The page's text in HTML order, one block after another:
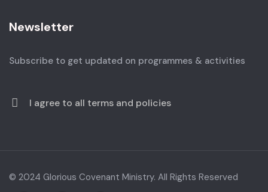
Newsletter
Subscribe to get updated on programmes & activities
I agree to all terms and policies
© 2024 Glorious Covenant Ministry. All Rights Reserved